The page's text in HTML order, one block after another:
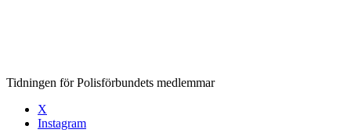
Tidningen för Polisförbundets medlemmar
X
Instagram